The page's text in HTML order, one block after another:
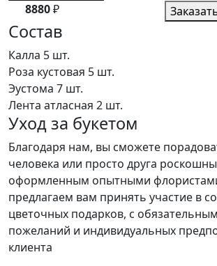
8880₽
Состав
Калла 5 шт.
Роза кустовая 5 шт.
Эустома 7 шт.
Лента атласная 2 шт.
Уход за букетом
Благодаря нам, вы сможете
человека или просто друга
оформленным опытными
предлагаем вам принять участие в
цветочных подарков, с
пожеланий и индивидуальных
клиента